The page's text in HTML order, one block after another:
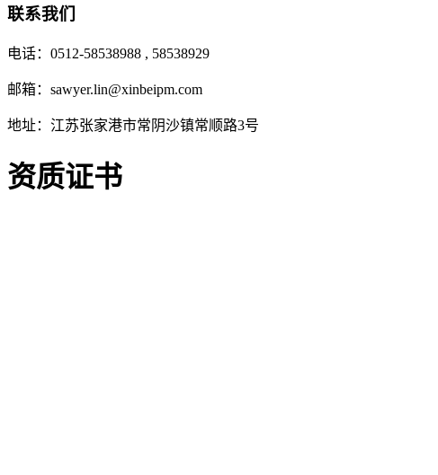
联系我们
电话：0512-58538988 , 58538929
邮箱：sawyer.lin@xinbeipm.com
地址：江苏张家港市常阴沙镇常顺路3号
资质证书